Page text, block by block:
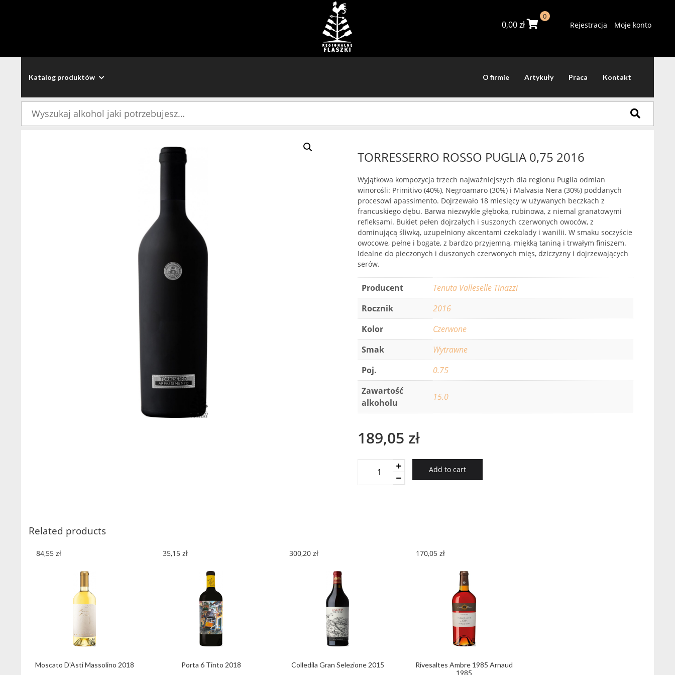
0,00zł
0
Rejestracja Moje konto
Katalog produktów O firmie Artykuły Praca Kontakt
TORRESSERRO ROSSO PUGLIA 0,75 2016
Wyjątkowa kompozycja trzech najważniejszych dla regionu Puglia odmian
winorośli: Primitivo (40%), Negroamaro (30%) i Malvasia Nera (30%) poddanych
procesowi apassimento. Dojrzewało 18 miesięcy w używanych beczkach z
francuskiego dębu. Barwa niezwykle głęboka, rubinowa, z niemal granatowymi
refleksami. Bukiet pełen dojrzałych i suszonych czerwonych owoców, z
dominującą śliwką, uzupełniony akcentami czekolady i wanilii. W smaku soczyście
owocowe, pełne i bogate, z bardzo przyjemną, miękką taniną i trwałym finiszem.
Idealne do pieczonych i duszonych czerwonych mięs, dziczyzny i dojrzewających
serów.
Producent
Tenuta Valleselle Tinazzi
Rocznik
2016
Kolor
Czerwone
Smak
Wytrawne
Poj.
0.75
Zawartość
alkoholu
15.0
189,05 zł
TORRESSERRO
ROSSO
Add to cart
Related products
Moscato D'Asti Massolino 2018
84,55 zł
Porta 6 Tinto 2018
35,15 zł
Colledila Gran Selezione 2015
300,20 zł
Rivesaltes Ambre 1985 Arnaud
1985
170,05 zł